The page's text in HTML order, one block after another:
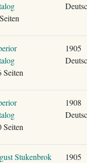
Seiten
1905
Seiten
1908
Stukenbrok
1905